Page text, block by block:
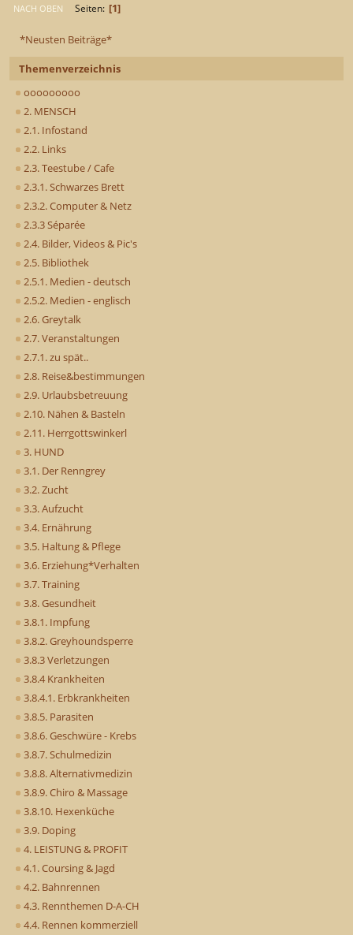
*Neusten Beiträge*
Themenverzeichnis
ooooooooo
2. MENSCH
2.1. Infostand
2.2. Links
2.3. Teestube / Cafe
2.3.1. Schwarzes Brett
2.3.2. Computer & Netz
2.3.3 Séparée
2.4. Bilder, Videos & Pic's
2.5. Bibliothek
2.5.1. Medien - deutsch
2.5.2. Medien - englisch
2.6. Greytalk
2.7. Veranstaltungen
2.7.1. zu spät..
2.8. Reise&bestimmungen
2.9. Urlaubsbetreuung
2.10. Nähen & Basteln
2.11. Herrgottswinkerl
3. HUND
3.1. Der Renngrey
3.2. Zucht
3.3. Aufzucht
3.4. Ernährung
3.5. Haltung & Pflege
3.6. Erziehung*Verhalten
3.7. Training
3.8. Gesundheit
3.8.1. Impfung
3.8.2. Greyhoundsperre
3.8.3 Verletzungen
3.8.4 Krankheiten
3.8.4.1. Erbkrankheiten
3.8.5. Parasiten
3.8.6. Geschwüre - Krebs
3.8.7. Schulmedizin
3.8.8. Alternativmedizin
3.8.9. Chiro & Massage
3.8.10. Hexenküche
3.9. Doping
4. LEISTUNG & PROFIT
4.1. Coursing & Jagd
4.2. Bahnrennen
4.3. Rennthemen D-A-CH
4.4. Rennen kommerziell
NACH OBEN Seiten 1